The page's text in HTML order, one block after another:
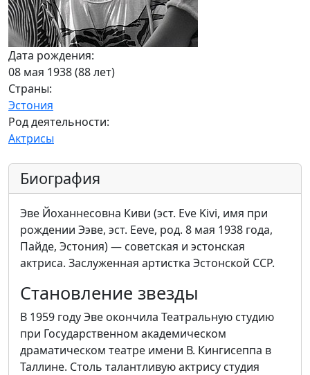
Дата рождения:
08 мая 1938 (88 лет)
Страны:
Эстония
Род деятельности:
Актрисы
Биография
Эве Йоханнесовна Киви (эст. Eve Kivi, имя при
рождении Ээве, эст. Eeve, род. 8 мая 1938 года,
Пайде, Эстония) — советская и эстонская
актриса. Заслуженная артистка Эстонской ССР.
Становление звезды
В 1959 году Эве окончила Театральную студию
при Государственном академическом
драматическом театре имени В. Кингисеппа в
Таллине. Столь талантливую актрису студия